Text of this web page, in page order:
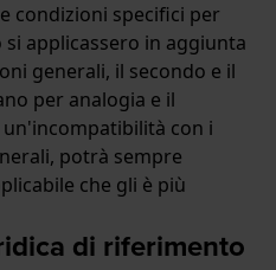
condizioni specifici per
applicassero in aggiunta
generali, il secondo e il
per analogia e il
con i
potrà sempre
che gli è più
di riferimento